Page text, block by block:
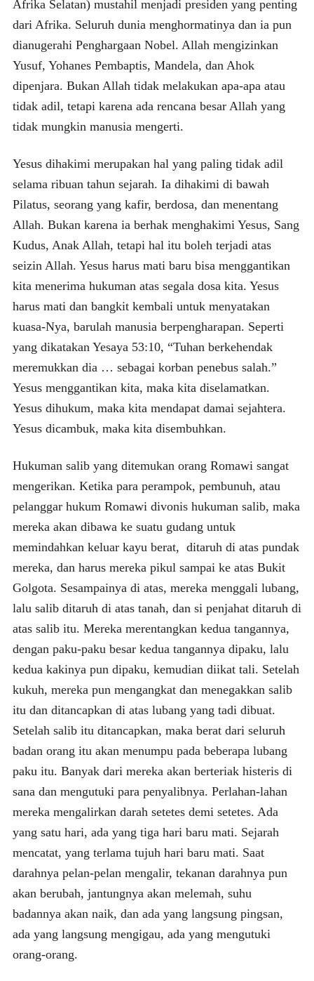
Afrika Selatan) mustahil menjadi presiden yang penting
dari Afrika. Seluruh dunia menghormatinya dan ia pun
dianugerahi Penghargaan Nobel. Allah mengizinkan
Yusuf, Yohanes Pembaptis, Mandela, dan Ahok
dipenjara. Bukan Allah tidak melakukan apa-apa atau
tidak adil, tetapi karena ada rencana besar Allah yang
tidak mungkin manusia mengerti.
Yesus dihakimi merupakan hal yang paling tidak adil
selama ribuan tahun sejarah. Ia dihakimi di bawah
Pilatus, seorang yang kafir, berdosa, dan menentang
Allah. Bukan karena ia berhak menghakimi Yesus, Sang
Kudus, Anak Allah, tetapi hal itu boleh terjadi atas
seizin Allah. Yesus harus mati baru bisa menggantikan
kita menerima hukuman atas segala dosa kita. Yesus
harus mati dan bangkit kembali untuk menyatakan
kuasa-Nya, barulah manusia berpengharapan. Seperti
yang dikatakan Yesaya 53:10, “Tuhan berkehendak
meremukkan dia … sebagai korban penebus salah.”
Yesus menggantikan kita, maka kita diselamatkan.
Yesus dihukum, maka kita mendapat damai sejahtera.
Yesus dicambuk, maka kita disembuhkan.
Hukuman salib yang ditemukan orang Romawi sangat
mengerikan. Ketika para perampok, pembunuh, atau
pelanggar hukum Romawi divonis hukuman salib, maka
mereka akan dibawa ke suatu gudang untuk
memindahkan keluar kayu berat, ditaruh di atas pundak
mereka, dan harus mereka pikul sampai ke atas Bukit
Golgota. Sesampainya di atas, mereka menggali lubang,
lalu salib ditaruh di atas tanah, dan si penjahat ditaruh di
atas salib itu. Mereka merentangkan kedua tangannya,
dengan paku-paku besar kedua tangannya dipaku, lalu
kedua kakinya pun dipaku, kemudian diikat tali. Setelah
kukuh, mereka pun mengangkat dan menegakkan salib
itu dan ditancapkan di atas lubang yang tadi dibuat.
Setelah salib itu ditancapkan, maka berat dari seluruh
badan orang itu akan menumpu pada beberapa lubang
paku itu. Banyak dari mereka akan berteriak histeris di
sana dan mengutuki para penyalibnya. Perlahan-lahan
mereka mengalirkan darah setetes demi setetes. Ada
yang satu hari, ada yang tiga hari baru mati. Sejarah
mencatat, yang terlama tujuh hari baru mati. Saat
darahnya pelan-pelan mengalir, tekanan darahnya pun
akan berubah, jantungnya akan melemah, suhu
badannya akan naik, dan ada yang langsung pingsan,
ada yang langsung mengigau, ada yang mengutuki
orang-orang.